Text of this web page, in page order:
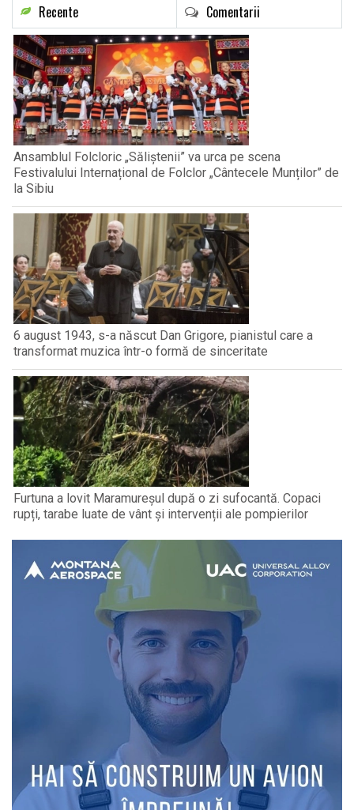
Recente Comentarii
Ansamblul Folcloric „Săliștenii” va urca pe scena
Festivalului Internațional de Folclor „Cântecele Munților” de
la Sibiu
6 august 1943, s-a născut Dan Grigore, pianistul care a
transformat muzica într-o formă de sinceritate
Furtuna a lovit Maramureșul după o zi sufocantă. Copaci
rupți, tarabe luate de vânt și intervenții ale pompierilor